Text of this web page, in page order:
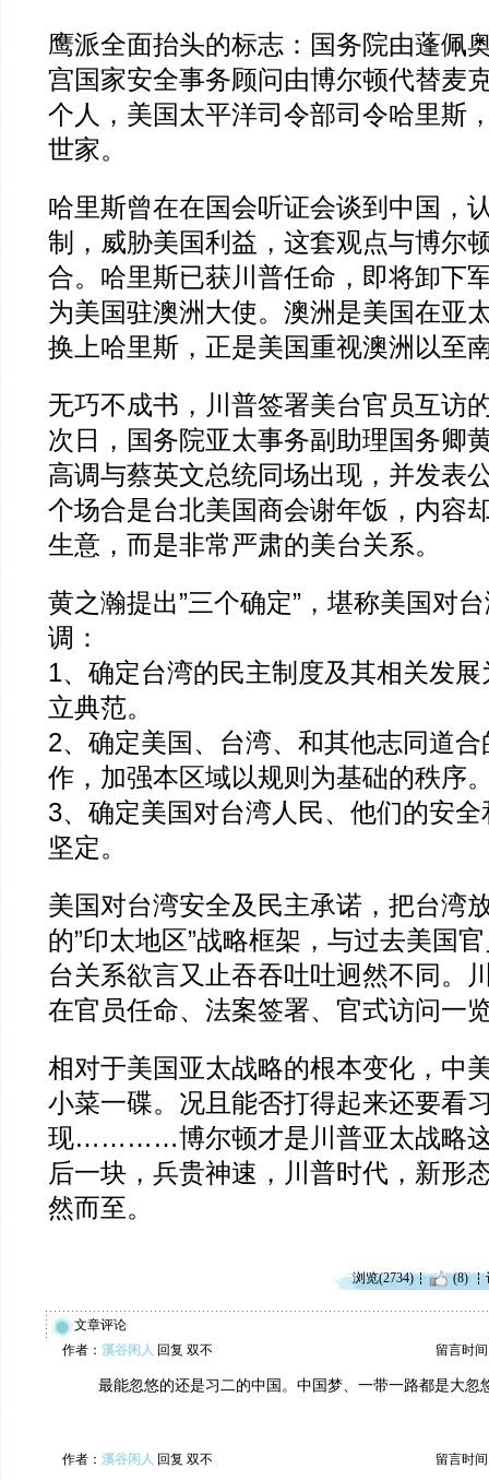
鹰派全面抬头的标志：国务院由蓬佩
宫国家安全事务顾问由博尔顿代替麦
个人，美国太平洋司令部司令哈里斯
世家。
哈里斯曾在在国会听证会谈到中国，
制，威胁美国利益，这套观点与博尔
合。哈里斯已获川普任命，即将卸下
为美国驻澳洲大使。澳洲是美国在亚
换上哈里斯，正是美国重视澳洲以至
无巧不成书，川普签署美台官员互访
次日，国务院亚太事务副助理国务卿
高调与蔡英文总统同场出现，并发表
个场合是台北美国商会谢年饭，内容
生意，而是非常严肃的美台关系。
黄之瀚提出”三个确定”，堪称美国对
调：
1、确定台湾的民主制度及其相关发
立典范。
2、确定美国、台湾、和其他志同道
作，加强本区域以规则为基础的秩序
3、确定美国对台湾人民、他们的安
坚定。
美国对台湾安全及民主承诺，把台湾
的”印太地区”战略框架，与过去美国
台关系欲言又止吞吞吐吐迥然不同。
在官员任命、法案签署、官式访问一
相对于美国亚太战略的根本变化，中
小菜一碟。况且能否打得起来还要看
现…………博尔顿才是川普亚太战略这
后一块，兵贵神速，川普时代，新形
然而至。
浏览(2734) (8)
文章评论
作者： 溪谷闲人 回复 双不 留言时间
最能忽悠的还是习二的中国。中国梦、一带一路都是大忽
作者： 溪谷闲人 回复 双不 留言时间